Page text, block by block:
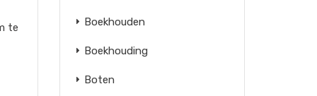
te Boekhouden
Boekhouding
Boten